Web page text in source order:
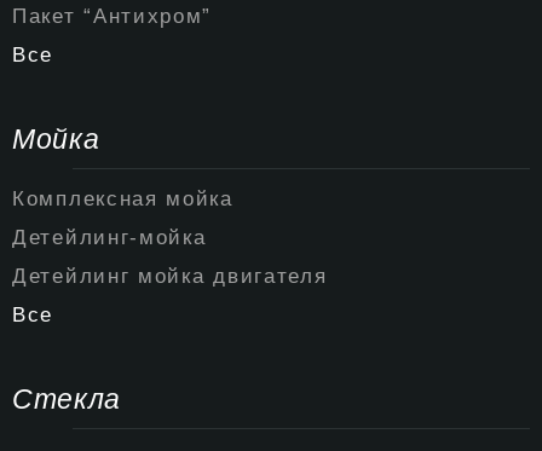
Пакет “Антихром”
Все
Мойка
Комплексная мойка
Детейлинг-мойка
Детейлинг мойка двигателя
Все
Стекла